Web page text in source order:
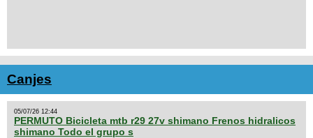
Canjes
05/07/26 12:44
PERMUTO Bicicleta mtb r29 27v shimano Frenos hidralicos
shimano Todo el grupo s